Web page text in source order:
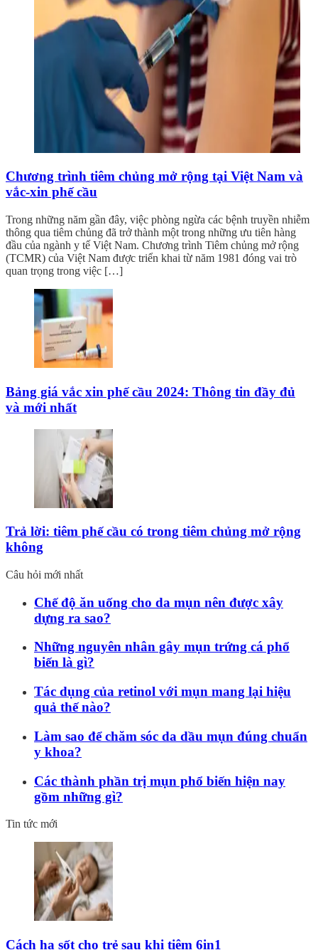
Chương trình tiêm chủng mở rộng tại Việt Nam và
vắc-xin phế cầu
Trong những năm gần đây, việc phòng ngừa các bệnh truyền nhiễm
thông qua tiêm chủng đã trở thành một trong những ưu tiên hàng
đầu của ngành y tế Việt Nam. Chương trình Tiêm chủng mở rộng
(TCMR) của Việt Nam được triển khai từ năm 1981 đóng vai trò
quan trọng trong việc […]
Bảng giá vắc xin phế cầu 2024: Thông tin đầy đủ
và mới nhất
Trả lời: tiêm phế cầu có trong tiêm chủng mở rộng
không
Câu hỏi mới nhất
Chế độ ăn uống cho da mụn nên được xây
dựng ra sao?
Những nguyên nhân gây mụn trứng cá phổ
biến là gì?
Tác dụng của retinol với mụn mang lại hiệu
quả thế nào?
Làm sao để chăm sóc da dầu mụn đúng chuẩn
y khoa?
Các thành phần trị mụn phổ biến hiện nay
gồm những gì?
Tin tức mới
Cách hạ sốt cho trẻ sau khi tiêm 6in1